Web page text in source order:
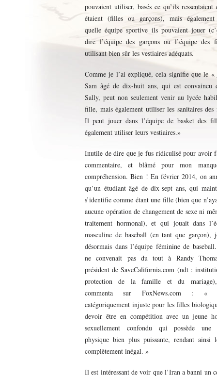
pouvaient utiliser, basés ce qu’ils ressentaient
étaient (filles ou garçons), mais également
quelle équipe sportive ils pouvaient jouer
dire l’équipe des garçons ou l’équipe des
utilisant bien sûr les vestiaires adéquats.
Comme je l’ai expliqué, cela signifie que le «
Sam âgé de dix-huit ans, qui est convaincu
Sally, peut non seulement venir au lycée
fille, mais également utiliser les sanitaires des
Il peut jouer dans l’équipe de basket des
également utiliser leurs vestiaires.»
Inutile de dire que je fus ridiculisé pour avoir
commentaire, et blâmé pour mon
compréhension. Bien ! En février 2014, on
qu’un étudiant âgé de dix-sept ans, qui
s’identifie comme étant une fille (bien que
aucune opération de changement de sexe ni
traitement hormonal), et qui jouait dans
masculine de baseball (en tant que garçon),
désormais dans l’équipe féminine de
ne convenait pas du tout à Randy
président de SaveCalifornia.com (ndt :
protection de la famille et du
commenta sur FoxNews.com : «
catégoriquement injuste pour les filles
devoir être en compétition avec un jeune
sexuellement confondu qui possède une
physique bien plus puissante, rendant ainsi
complètement inégal. »
Il est intéressant de voir que l’Iran a banni un